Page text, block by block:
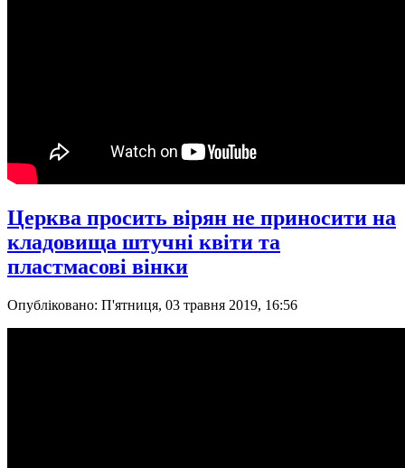
Церква просить вірян не приносити на
кладовища штучні квіти та
пластмасові вінки
Опубліковано: П'ятниця, 03 травня 2019, 16:56